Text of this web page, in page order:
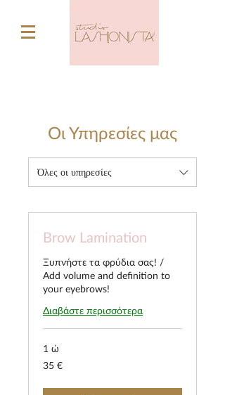
Οι Υπηρεσίες μας
Όλες οι υπηρεσίες
Brow Lamination
Ξυπνήστε τα φρύδια σας! /
Add volume and definition to
your eyebrows!
Διαβάστε περισσότερα
1 ώ
35
ευρώ
35 €